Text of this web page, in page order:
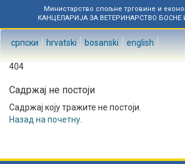
Министарство спољне трговине и
КАНЦЕЛАРИЈА ЗА ВЕТЕРИНАРСТВО БОСНЕ
српски hrvatski bosanski english
404
Садржај не постоји
Садржај коју тражите не постоји.
Назад на почетну